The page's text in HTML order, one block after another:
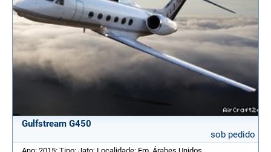
Gulfstream G450
sob pedido